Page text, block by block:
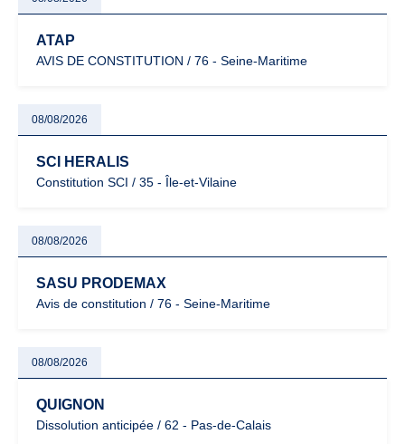
ATAP
AVIS DE CONSTITUTION / 76 - Seine-Maritime
08/08/2026
SCI HERALIS
Constitution SCI / 35 - Île-et-Vilaine
08/08/2026
SASU PRODEMAX
Avis de constitution / 76 - Seine-Maritime
08/08/2026
QUIGNON
Dissolution anticipée / 62 - Pas-de-Calais